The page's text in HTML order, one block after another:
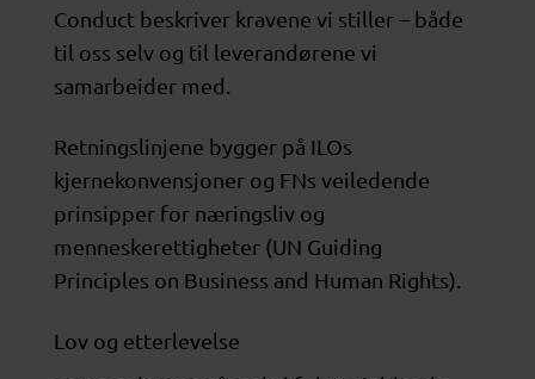
Conduct beskriver kravene vi stiller – både
til oss selv og til leverandørene vi
samarbeider med.
Retningslinjene bygger på ILOs
kjernekonvensjoner og FNs veiledende
prinsipper for næringsliv og
menneskerettigheter (UN Guiding
Principles on Business and Human Rights).
Lov og etterlevelse